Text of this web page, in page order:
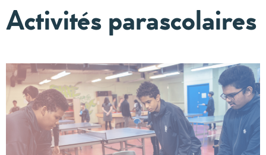
Activités parascolaires